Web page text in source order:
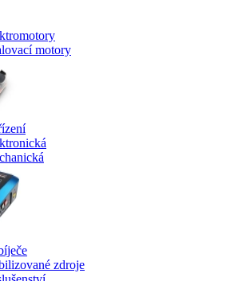
motory
zdroje